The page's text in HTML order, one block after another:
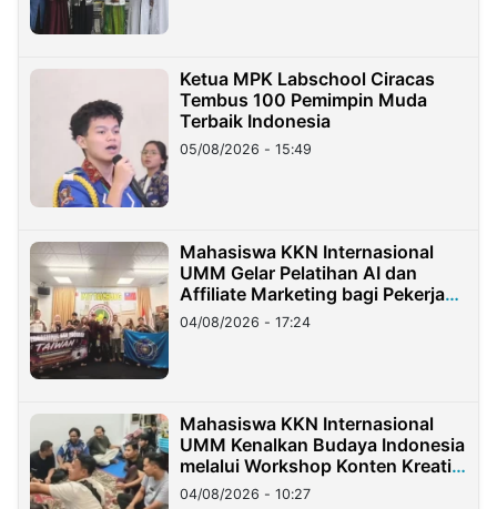
Ketua MPK Labschool Ciracas
Tembus 100 Pemimpin Muda
Terbaik Indonesia
05/08/2026 - 15:49
Mahasiswa KKN Internasional
UMM Gelar Pelatihan AI dan
Affiliate Marketing bagi Pekerja
Migran Indonesia di Taiwan
04/08/2026 - 17:24
Mahasiswa KKN Internasional
UMM Kenalkan Budaya Indonesia
melalui Workshop Konten Kreatif
di Taiwan
04/08/2026 - 10:27